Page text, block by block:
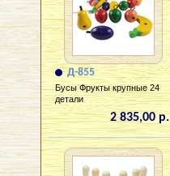
Д-855
Бусы Фрукты крупные 24
детали
2 835,00 р.